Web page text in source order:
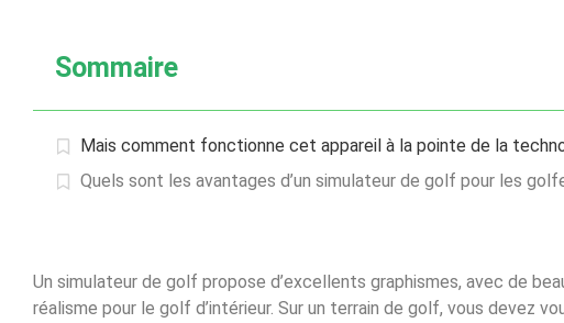
Sommaire
Mais comment fonctionne cet appareil à la pointe de la
Quels sont les avantages d’un simulateur de golf pour les
Un simulateur de golf propose d’excellents graphismes, avec de
réalisme pour le golf d’intérieur. Sur un terrain de golf, vous devez